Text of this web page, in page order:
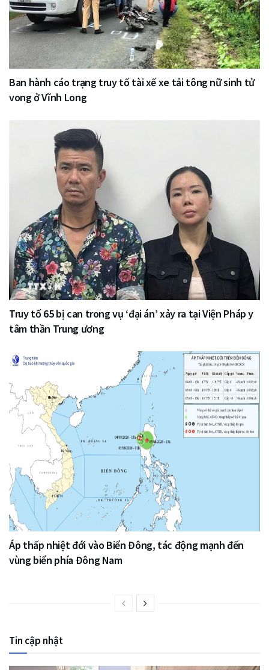
Ban hành cáo trạng truy tố tài xế xe tải tông nữ sinh tử
vong ở Vĩnh Long
Truy tố 65 bị can trong vụ ‘đại án’ xảy ra tại Viện Pháp y
tâm thần Trung ương
Áp thấp nhiệt đới vào Biển Đông, tác động mạnh đến
vùng biển phía Đông Nam
Tin cập nhật